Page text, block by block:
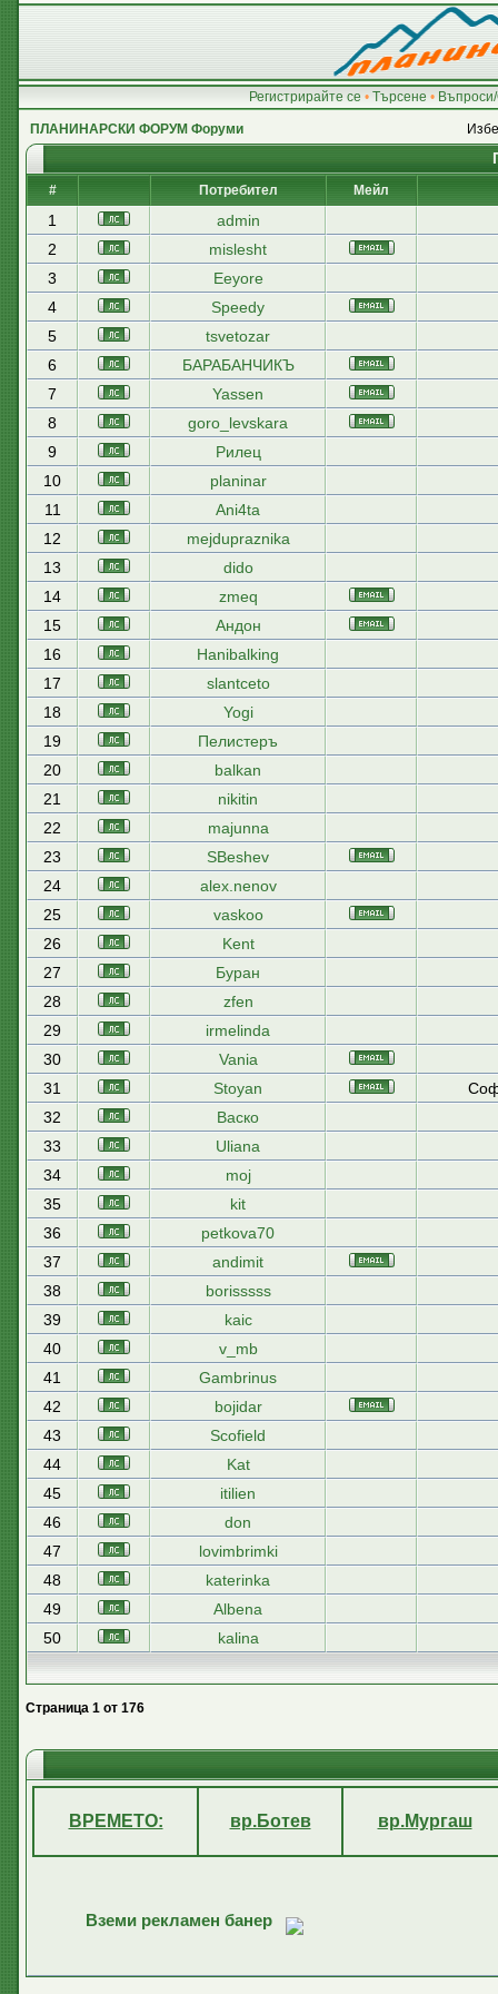
Регистрирайте се • Търсене •
ПЛАНИНАРСКИ ФОРУМ Форуми
# Потребител Мейл
1
admin
2
mislesht
3
Eeyore
4
Speedy
5
tsvetozar
6
БАРАБАНЧИКЪ
7
Yassen
8
goro_levskara
9
Рилец
10
planinar
11
Ani4ta
12
mejdupraznika
13
dido
14
zmeq
15
Андон
16
Hanibalking
17
slantceto
18
Yogi
19
Пелистеръ
20
balkan
21
nikitin
22
majunna
23
SBeshev
24
alex.nenov
25
vaskoo
26
Kent
27
Буран
28
zfen
29
irmelinda
30
Vania
31
Stoyan
32
Васко
33
Uliana
34
moj
35
kit
36
petkova70
37
andimit
38
borisssss
39
kaic
40
v_mb
41
Gambrinus
42
bojidar
43
Scofield
44
Kat
45
itilien
46
don
47
lovimbrimki
48
katerinka
49
Albena
50
kalina
Страница 1 от 176
ВРЕМЕТО: вр.Ботев вр.Мургаш
Вземи рекламен банер